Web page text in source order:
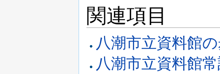
関連項目
八潮市立資料館
八潮市立資料館